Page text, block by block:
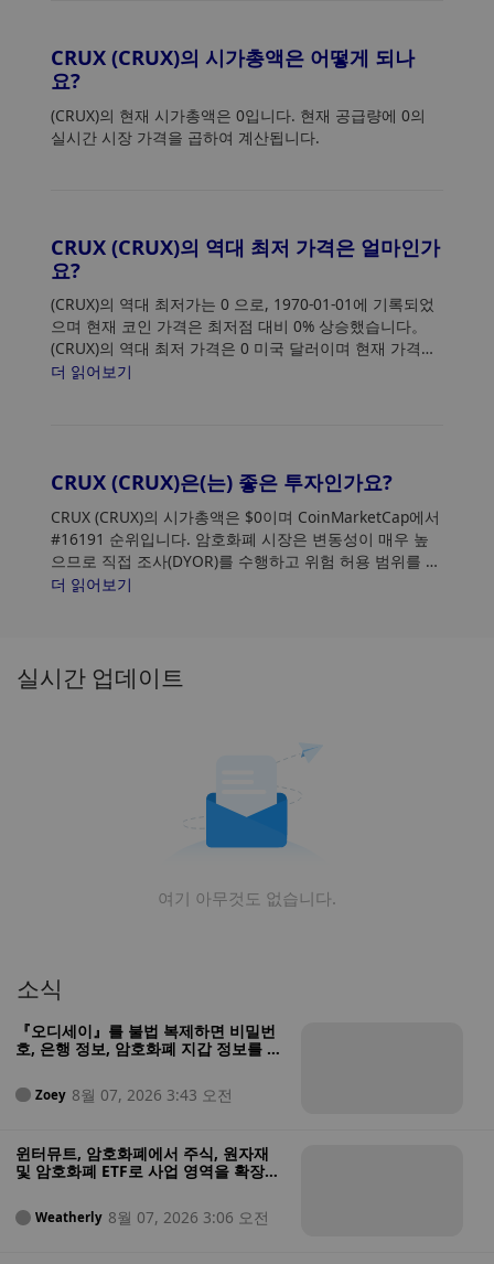
CRUX (CRUX)의 시가총액은 어떻게 되나
요?
(CRUX)의 현재 시가총액은 0입니다. 현재 공급량에 0의
실시간 시장 가격을 곱하여 계산됩니다.
CRUX (CRUX)의 역대 최저 가격은 얼마인가
요?
(CRUX)의 역대 최저가는 0 으로, 1970-01-01에 기록되었
으며 현재 코인 가격은 최저점 대비 0% 상승했습니다。
(CRUX)의 역대 최저 가격은 0 미국 달러이며 현재 가격은
최저점 대비 0% 상승했습니다.
더 읽어보기
CRUX (CRUX)은(는) 좋은 투자인가요?
CRUX (CRUX)의 시가총액은 $0이며 CoinMarketCap에서
#16191 순위입니다. 암호화폐 시장은 변동성이 매우 높
으므로 직접 조사(DYOR)를 수행하고 위험 허용 범위를 평
가하십시오. 또한 CRUX(CRUX) 가격 추세 및 패턴을 분석
더 읽어보기
실시간 업데이트
여기 아무것도 없습니다.
소식
『오디세이』를 불법 복제하면 비밀번
호, 은행 정보, 암호화폐 지갑 정보를 도
Zoey 8월 07, 2026 3:43 오전
윈터뮤트, 암호화폐에서 주식, 원자재
및 암호화폐 ETF로 사업 영역을 확장하
Weatherly 8월 07, 2026 3:06 오전